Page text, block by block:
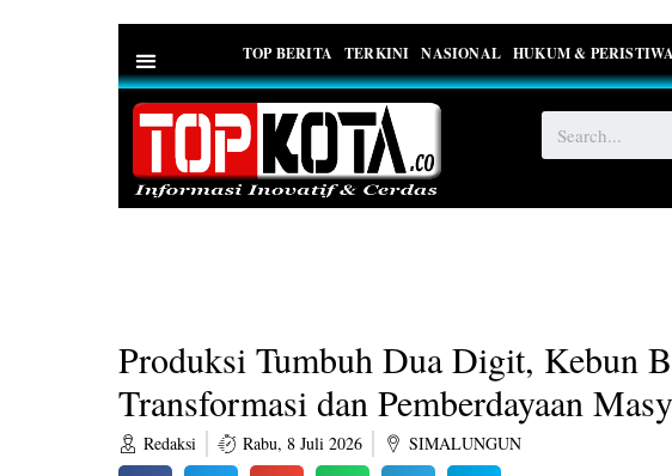
TOP BERITA TERKINI NASIONAL HUKUM & PERISTIWA
Produksi Tumbuh Dua Digit, Kebun
Transformasi dan Pemberdayaan
Redaksi Rabu, 8 Juli 2026 SIMALUNGUN